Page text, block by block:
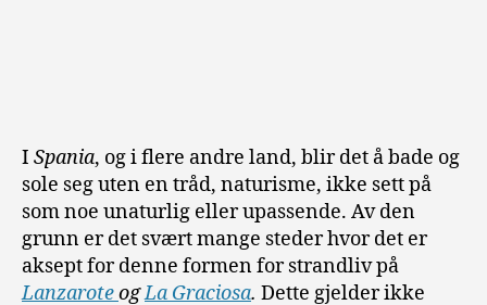
I Spania, og i flere andre land, blir det å bade og
sole seg uten en tråd, naturisme, ikke sett på
som noe unaturlig eller upassende. Av den
grunn er det svært mange steder hvor det er
aksept for denne formen for strandliv på
LanzaroteogLa Graciosa. Dette gjelder ikke